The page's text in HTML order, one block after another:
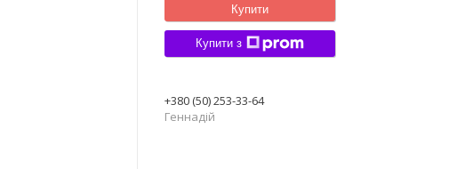
Купити
Купити з
+380 (50) 253-33-64
Геннадій